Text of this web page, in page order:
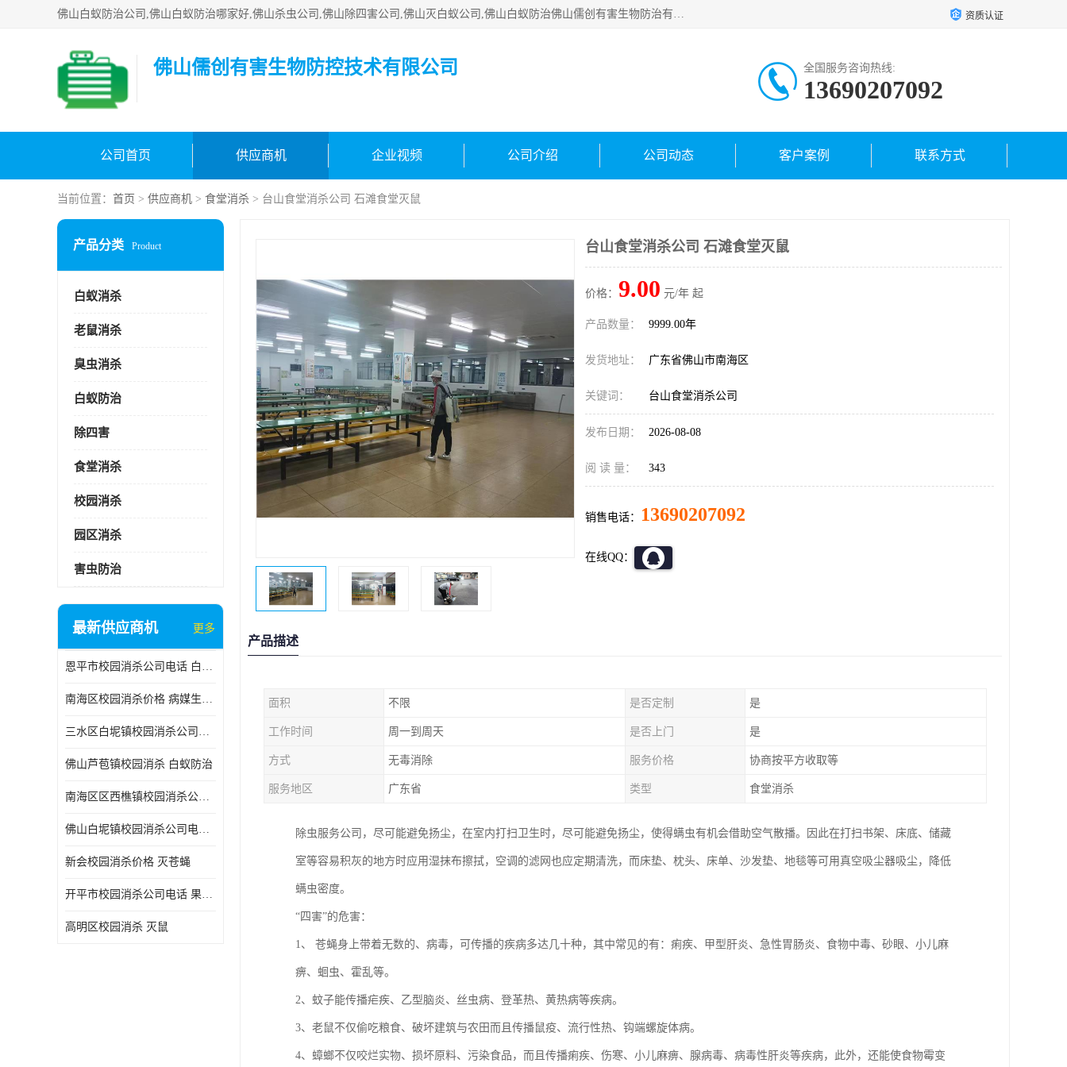
佛山白蚁防治公司,佛山白蚁防治哪家好,佛山杀虫公司,佛山除四害公司,佛山灭白蚁公司,佛山白蚁防治佛山儒创有害生物防治有限公司是一家佛山杀虫公司、佛山除四害公司、佛山灭白蚁公司、佛山白蚁防治公司，让您远离虫害困扰。要问佛山白蚁防治哪家好？佛山儒创有害生物防治有限公司全佛山、广州，正规公司，上门勘查，可靠，售后有保障。 资质认证
佛山儒创有害生物防控技术有限公司 全国服务咨询热线:
13690207092
公司首页 供应商机 企业视频 公司介绍 公司动态 客户案例 联系方式
当前位置： 首页 > 供应商机 > 食堂消杀 > 台山食堂消杀公司 石滩食堂灭鼠
产品分类 Product
白蚁消杀
老鼠消杀
臭虫消杀
白蚁防治
除四害
食堂消杀
校园消杀
园区消杀
害虫防治
最新供应商机 更多
恩平市校园消杀公司电话 白蚁工程
南海区校园消杀价格 病媒生物防治
三水区白坭镇校园消杀公司电话 消杀记录表
佛山芦苞镇校园消杀 白蚁防治
南海区区西樵镇校园消杀公司 害虫防治
佛山白坭镇校园消杀公司电话 除四害
新会校园消杀价格 灭苍蝇
开平市校园消杀公司电话 果蝇防治
高明区校园消杀 灭鼠
台山食堂消杀公司 石滩食堂灭鼠
价格： 9.00 元/年 起
产品数量： 9999.00年
发货地址： 广东省佛山市南海区
关键词： 台山食堂消杀公司
发布日期： 2026-08-08
阅 读 量： 343
销售电话： 13690207092
在线QQ：
产品描述
面积 不限 是否定制 是
工作时间 周一到周天 是否上门 是
方式 无毒消除 服务价格 协商按平方收取等
服务地区 广东省 类型 食堂消杀
除虫服务公司，尽可能避免扬尘，在室内打扫卫生时，尽可能避免扬尘，使得螨虫有机会借助空气散播。因此在打扫书架、床底、储藏
室等容易积灰的地方时应用湿抹布擦拭，空调的滤网也应定期清洗，而床垫、枕头、床单、沙发垫、地毯等可用真空吸尘器吸尘，降低
螨虫密度。
“四害”的危害：
1、 苍蝇身上带着无数的、病毒，可传播的疾病多达几十种，其中常见的有：痢疾、甲型肝炎、急性胃肠炎、食物中毒、砂眼、小儿麻
痹、蛔虫、霍乱等。
2、蚊子能传播疟疾、乙型脑炎、丝虫病、登革热、黄热病等疾病。
3、老鼠不仅偷吃粮食、破坏建筑与农田而且传播鼠疫、流行性热、钩端螺旋体病。
4、蟑螂不仅咬烂实物、损坏原料、污染食品，而且传播痢疾、伤寒、小儿麻痹、腺病毒、病毒性肝炎等疾病，此外，还能使食物霉变